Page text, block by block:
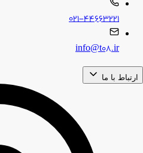
۰۲۱-۴۴۶۶۳۲۲۱
info@t08.ir
ارتباط با ما